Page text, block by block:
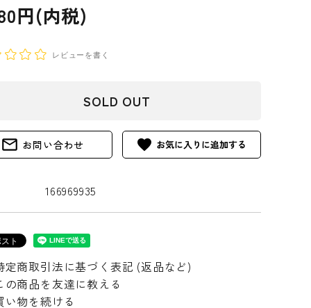
円(内税)
レビューを書く
SOLD OUT
mail_outline お問い合わせ favorite
166969935
定商取引法に基づく表記 (返品など)
の商品を友達に教える
い物を続ける